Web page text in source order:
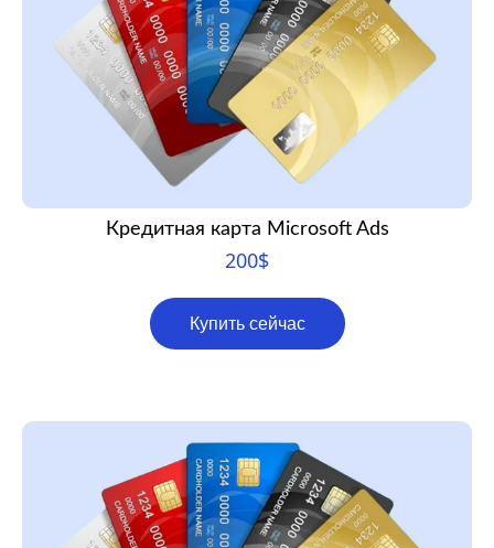
Кредитная карта Microsoft Ads
200$
Купить сейчас